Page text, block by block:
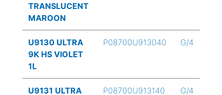
TRANSLUCENT
MAROON
U9130 ULTRA
9K HS VIOLET
1L
P08700U913040 G/4
U9131 ULTRA P08700U913140 G/4